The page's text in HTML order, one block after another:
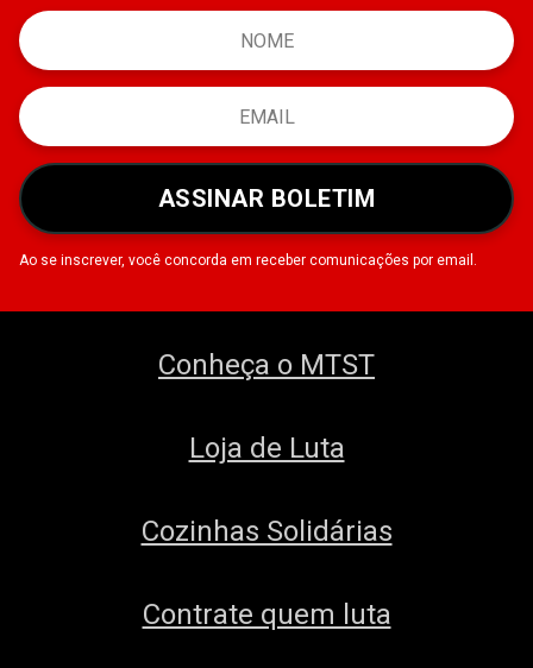
ASSINAR BOLETIM
Ao se inscrever, você concorda em receber comunicações por email.
Conheça o MTST
Loja de Luta
Cozinhas Solidárias
Contrate quem luta